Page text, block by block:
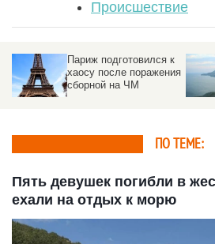
Происшествие
Париж подготовился к
хаосу после поражения
сборной на ЧМ
ПО ТЕМЕ:
Пять девушек погибли в
ехали на отдых к морю